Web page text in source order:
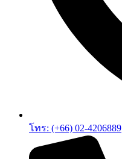
โทร: (+66) 02-4206889